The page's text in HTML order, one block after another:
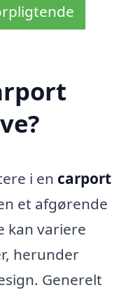
i en carport
et afgørende
kan variere
herunder
Generelt